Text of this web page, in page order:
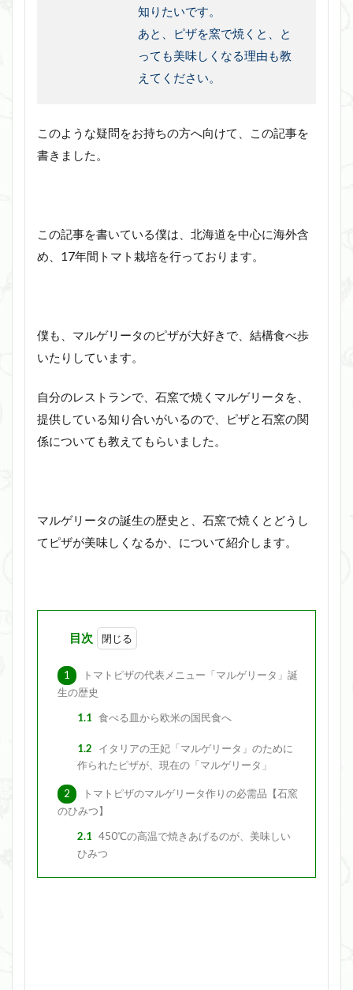
知りたいです。
あと、ピザを窯で焼くと、と
っても美味しくなる理由も教
えてください。
このような疑問をお持ちの方へ向けて、この記事を
書きました。
この記事を書いている僕は、北海道を中心に海外含
め、17年間トマト栽培を行っております。
僕も、マルゲリータのピザが大好きで、結構食べ歩
いたりしています。
自分のレストランで、石窯で焼くマルゲリータを、
提供している知り合いがいるので、ピザと石窯の関
係についても教えてもらいました。
マルゲリータの誕生の歴史と、石窯で焼くとどうし
てピザが美味しくなるか、について紹介します。
目次
1
トマトピザの代表メニュー「マルゲリータ」誕
生の歴史
1.1 食べる皿から欧米の国民食へ
1.2
イタリアの王妃「マルゲリータ」のために
作られたピザが、現在の「マルゲリータ」
2
トマトピザのマルゲリータ作りの必需品【石窯
のひみつ】
2.1 450℃の高温で焼きあげるのが、美味しい
ひみつ